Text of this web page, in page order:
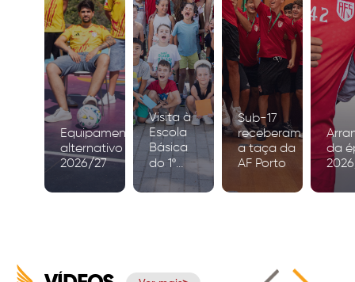
Equipamento
alternativo
2026/27
Visita à
Escola
Básica
do 1º
Ciclo de
Igreja
Sub-17
receberam
a taça da
AF Porto
da